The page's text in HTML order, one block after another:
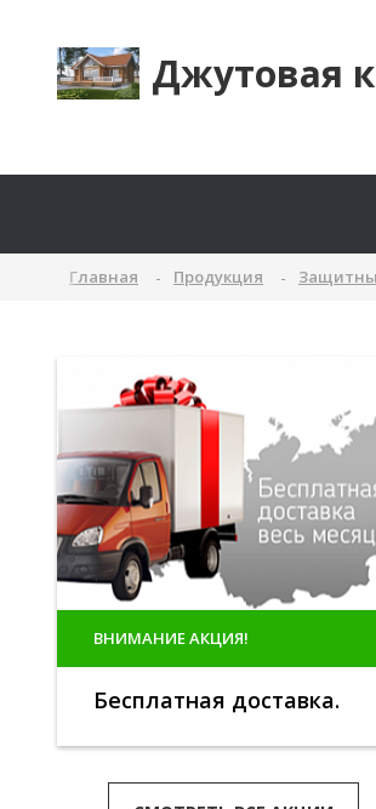
Джутовая
Главная Продукция
ВНИМАНИЕ АКЦИЯ!
Бесплатная доставка.